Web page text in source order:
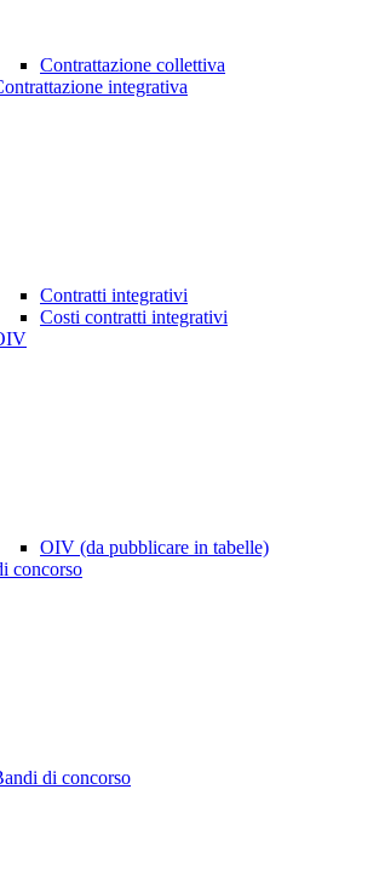
Contrattazione collettiva
integrativa
Contratti integrativi
Costi contratti integrativi
OIV (da pubblicare in tabelle)
concorso
di concorso